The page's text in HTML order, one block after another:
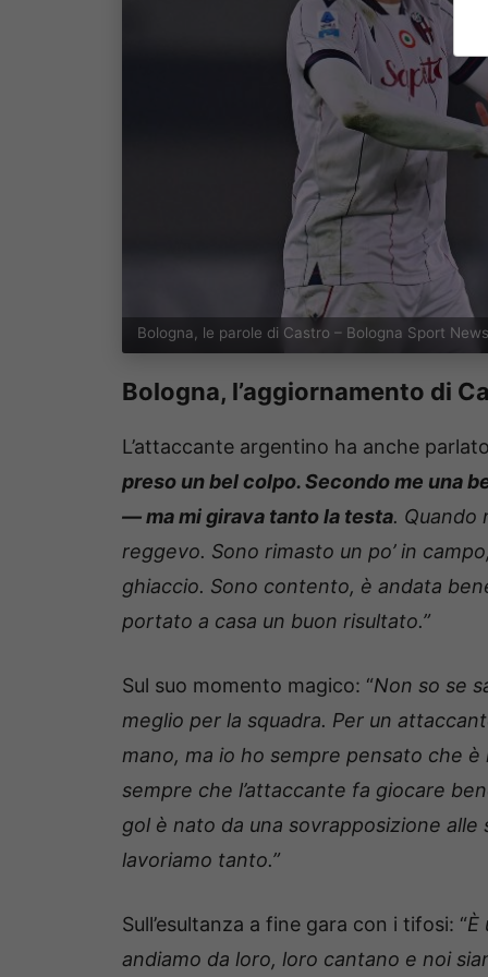
Bologna, le parole di Castro – Bologna Sport
Bologna, l’aggiornamento di
L’attaccante argentino ha anche
preso un bel colpo. Secondo me una
— ma mi girava tanto la testa. Quando
reggevo. Sono rimasto un po’ in
ghiaccio. Sono contento, è andata
portato a casa un buon risultato.”
Sul suo momento magico: “Non so se
meglio per la squadra. Per un
mano, ma io ho sempre pensato che
sempre che l’attaccante fa giocare
gol è nato da una sovrapposizione alle
lavoriamo tanto.”
Sull’esultanza a fine gara con i tifosi: “È
andiamo da loro, loro cantano e noi